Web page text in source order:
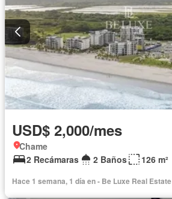
USD$ 2,000/mes
Chame
2 Recámaras
2 Baños 126 m²
Hace 1 semana, 1 día en - Be Luxe Real Estate